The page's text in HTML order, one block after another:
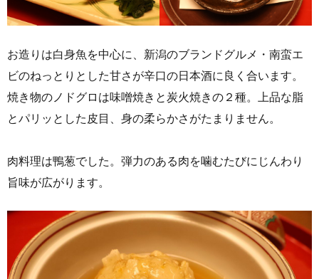
お造りは白身魚を中心に、新潟のブランドグルメ・南蛮エ
ビのねっとりとした甘さが辛口の日本酒に良く合います。
焼き物のノドグロは味噌焼きと炭火焼きの２種。上品な脂
とパリッとした皮目、身の柔らかさがたまりません。
肉料理は鴨葱でした。弾力のある肉を噛むたびにじんわり
旨味が広がります。